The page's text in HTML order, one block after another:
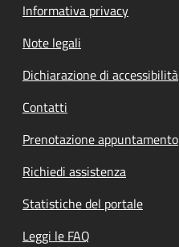
Informativa privacy
Note legali
Dichiarazione di accessibilità
Contatti
Prenotazione appuntamento
Richiedi assistenza
Statistiche del portale
Leggi le FAQ